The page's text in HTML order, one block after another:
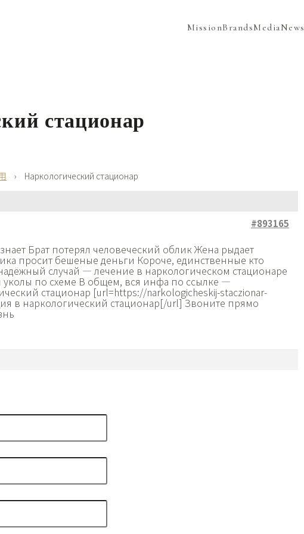
MissionBrandsMediaNews
стационар
› Наркологический стационар
#893165
Брат потерял человеческий облик Жена рыдает
просит бешеные деньги Короче, единственные кто
случай — лечение в наркологическом стационаре
по схеме В общем, вся инфа по ссылке —
стационар [url=https://narkologicheskij-staczionar-
в наркологический стационар[/url] Звоните прямо